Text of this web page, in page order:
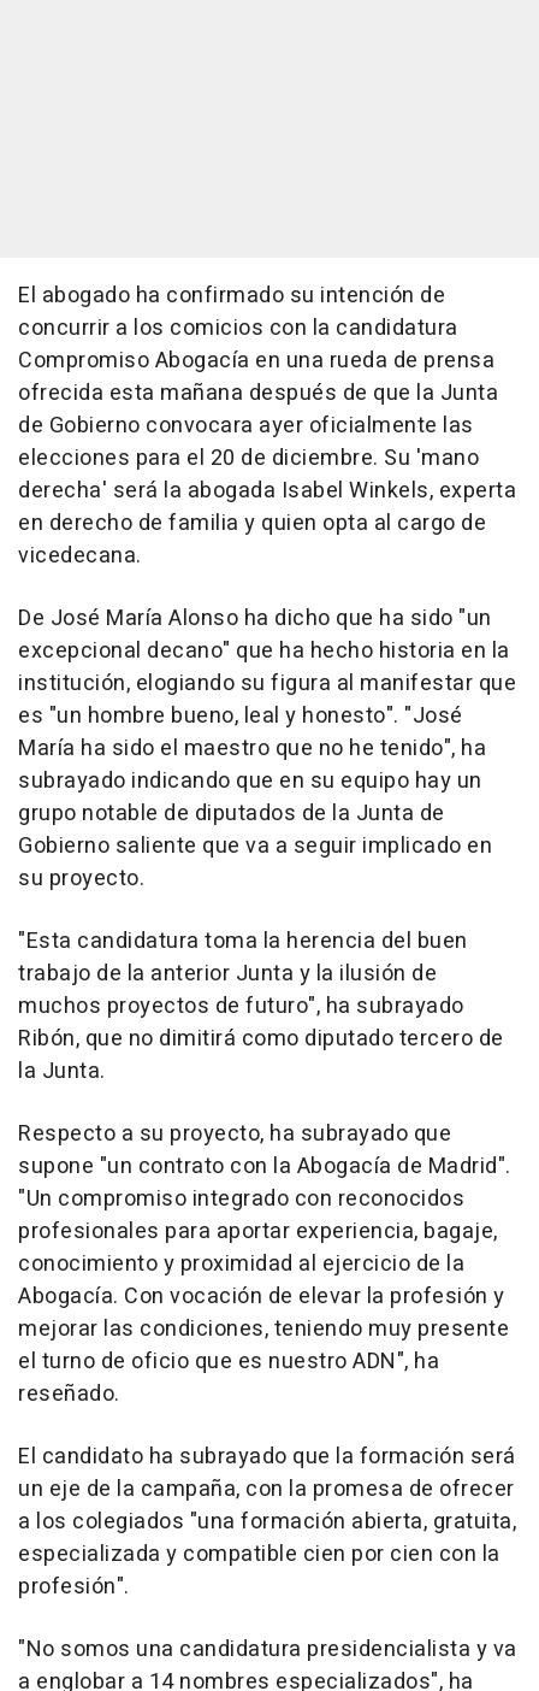
El abogado ha confirmado su intención de
concurrir a los comicios con la candidatura
Compromiso Abogacía en una rueda de prensa
ofrecida esta mañana después de que la Junta
de Gobierno convocara ayer oficialmente las
elecciones para el 20 de diciembre. Su 'mano
derecha' será la abogada Isabel Winkels, experta
en derecho de familia y quien opta al cargo de
vicedecana.
De José María Alonso ha dicho que ha sido "un
excepcional decano" que ha hecho historia en la
institución, elogiando su figura al manifestar que
es "un hombre bueno, leal y honesto". "José
María ha sido el maestro que no he tenido", ha
subrayado indicando que en su equipo hay un
grupo notable de diputados de la Junta de
Gobierno saliente que va a seguir implicado en
su proyecto.
"Esta candidatura toma la herencia del buen
trabajo de la anterior Junta y la ilusión de
muchos proyectos de futuro", ha subrayado
Ribón, que no dimitirá como diputado tercero de
la Junta.
Respecto a su proyecto, ha subrayado que
supone "un contrato con la Abogacía de Madrid".
"Un compromiso integrado con reconocidos
profesionales para aportar experiencia, bagaje,
conocimiento y proximidad al ejercicio de la
Abogacía. Con vocación de elevar la profesión y
mejorar las condiciones, teniendo muy presente
el turno de oficio que es nuestro ADN", ha
reseñado.
El candidato ha subrayado que la formación será
un eje de la campaña, con la promesa de ofrecer
a los colegiados "una formación abierta, gratuita,
especializada y compatible cien por cien con la
profesión".
"No somos una candidatura presidencialista y va
a englobar a 14 nombres especializados", ha